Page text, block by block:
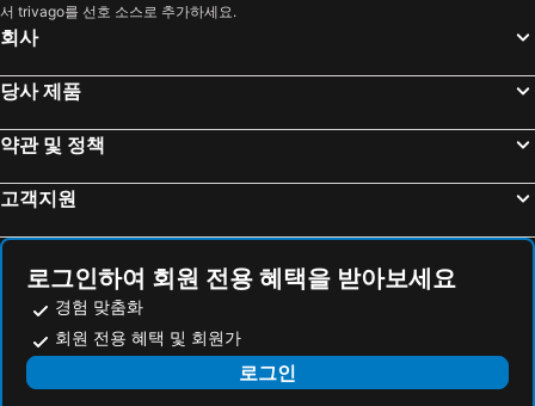
Yangon Thanlwin Hotel
호텔 얀킨
Balmi
베스트 웨스턴 그린 힐 호텔
SERENE Stays Hotel
Yuzana
K.C Residence
The Strand, Yangon
Chan Myae Guest House
Hotel Parami
더 로프트 양곤
Rose Garden Hotel
판도라 모텔
서 trivago를 선호 소스로 추가하세요.
회사
당사 제품
약관 및 정책
고객지원
로그인하여 회원 전용 혜택을 받아보세요
경험 맞춤화
회원 전용 혜택 및 회원가
로그인